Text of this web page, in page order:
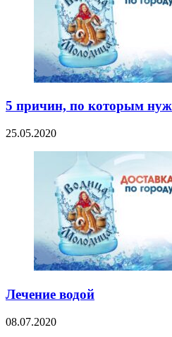
5 причин, по которым
25.05.2020
Лечение водой
08.07.2020